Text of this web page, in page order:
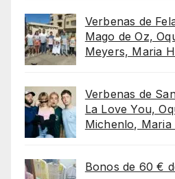
Verbenas de
Mago de Oz,
Meyers, Maria
Verbenas de
La Love You,
Michenlo, Maria
Bonos de 60 €